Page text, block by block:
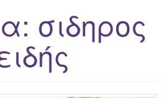
v
σιδηρος